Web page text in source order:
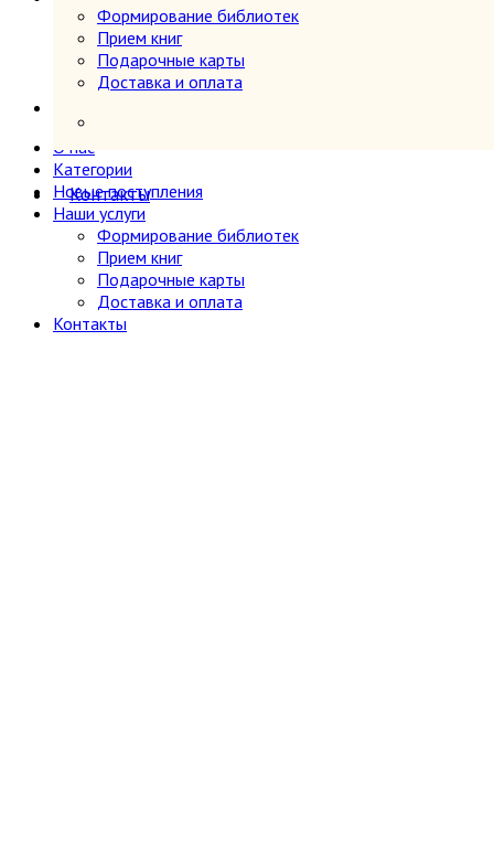
Транспорт
Учебники и самоучители иностранных языков
Физика
Философия
Художественная литература
Экономика, политэкономия
Электроника, электротехника, радио и связь
Энергетика
Языкознание
Формирование библиотек
Прием книг
Подарочные карты
Доставка и оплата
Контакты
Формирование библиотек
Прием книг
Подарочные карты
Доставка и оплата
О нас
Категории
Новые поступления
Наши услуги
Формирование библиотек
Прием книг
Подарочные карты
Доставка и оплата
Контакты